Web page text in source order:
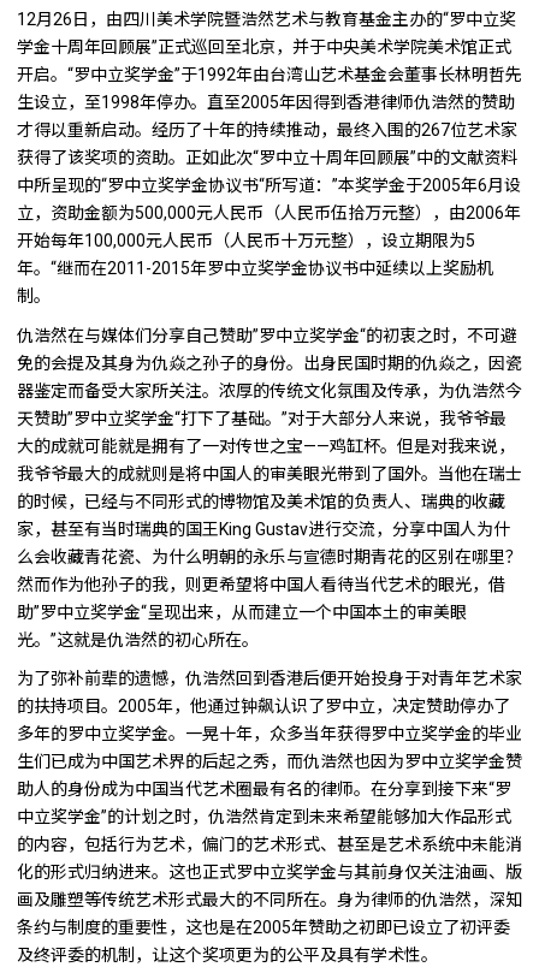
12月26日，由四川美术学院暨浩然艺术与教育基金主办的“罗中立奖
学金十周年回顾展”正式巡回至北京，并于中央美术学院美术馆正式
开启。“罗中立奖学金”于1992年由台湾山艺术基金会董事长林明哲先
生设立，至1998年停办。直至2005年因得到香港律师仇浩然的赞助
才得以重新启动。经历了十年的持续推动，最终入围的267位艺术家
获得了该奖项的资助。正如此次“罗中立十周年回顾展”中的文献资料
中所呈现的“罗中立奖学金协议书“所写道：”本奖学金于2005年6月设
立，资助金额为500,000元人民币（人民币伍拾万元整），由2006年
开始每年100,000元人民币（人民币十万元整），设立期限为5
年。“继而在2011-2015年罗中立奖学金协议书中延续以上奖励机
制。
仇浩然在与媒体们分享自己赞助”罗中立奖学金“的初衷之时，不可避
免的会提及其身为仇焱之孙子的身份。出身民国时期的仇焱之，因瓷
器鉴定而备受大家所关注。浓厚的传统文化氛围及传承，为仇浩然今
天赞助”罗中立奖学金“打下了基础。”对于大部分人来说，我爷爷最
大的成就可能就是拥有了一对传世之宝——鸡缸杯。但是对我来说，
我爷爷最大的成就则是将中国人的审美眼光带到了国外。当他在瑞士
的时候，已经与不同形式的博物馆及美术馆的负责人、瑞典的收藏
家，甚至有当时瑞典的国王King Gustav进行交流，分享中国人为什
么会收藏青花瓷、为什么明朝的永乐与宣德时期青花的区别在哪里？
然而作为他孙子的我，则更希望将中国人看待当代艺术的眼光，借
助”罗中立奖学金“呈现出来，从而建立一个中国本土的审美眼
光。”这就是仇浩然的初心所在。
为了弥补前辈的遗憾，仇浩然回到香港后便开始投身于对青年艺术家
的扶持项目。2005年，他通过钟飙认识了罗中立，决定赞助停办了
多年的罗中立奖学金。一晃十年，众多当年获得罗中立奖学金的毕业
生们已成为中国艺术界的后起之秀，而仇浩然也因为罗中立奖学金赞
助人的身份成为中国当代艺术圈最有名的律师。在分享到接下来“罗
中立奖学金”的计划之时，仇浩然肯定到未来希望能够加大作品形式
的内容，包括行为艺术，偏门的艺术形式、甚至是艺术系统中未能消
化的形式归纳进来。这也正式罗中立奖学金与其前身仅关注油画、版
画及雕塑等传统艺术形式最大的不同所在。身为律师的仇浩然，深知
条约与制度的重要性，这也是在2005年赞助之初即已设立了初评委
及终评委的机制，让这个奖项更为的公平及具有学术性。